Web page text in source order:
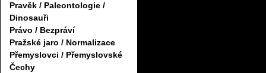
Pravěk / Paleontologie /
Dinosauři
Právo / Bezpráví
Pražské jaro / Normalizace
Přemyslovci / Přemyslovské
Čechy